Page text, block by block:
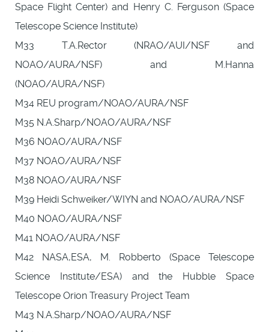
Space Flight Center) and Henry C. Ferguson (Space
Telescope Science Institute)
M33 T.A.Rector (NRAO/AUI/NSF and
NOAO/AURA/NSF) and M.Hanna
(NOAO/AURA/NSF)
M34 REU program/NOAO/AURA/NSF
M35 N.A.Sharp/NOAO/AURA/NSF
M36 NOAO/AURA/NSF
M37 NOAO/AURA/NSF
M38 NOAO/AURA/NSF
M39 Heidi Schweiker/WIYN and NOAO/AURA/NSF
M40 NOAO/AURA/NSF
M41 NOAO/AURA/NSF
M42 NASA,ESA, M. Robberto (Space Telescope
Science Institute/ESA) and the Hubble Space
Telescope Orion Treasury Project Team
M43 N.A.Sharp/NOAO/AURA/NSF